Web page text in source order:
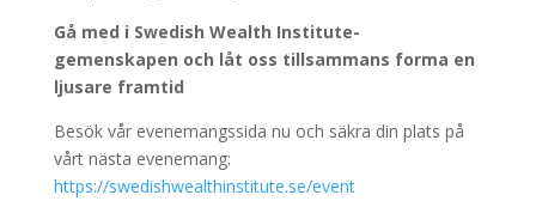
Gå med i Swedish Wealth Institute-
gemenskapen och låt oss tillsammans forma en
ljusare framtid
Besök vår evenemangssida nu och säkra din plats på
vårt nästa evenemang:
https://swedishwealthinstitute.se/event